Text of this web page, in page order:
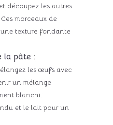
découpez les autres
morceaux de
texture fondante
la pâte :
les œufs avec
un mélange
blanchi.
et le lait pour un